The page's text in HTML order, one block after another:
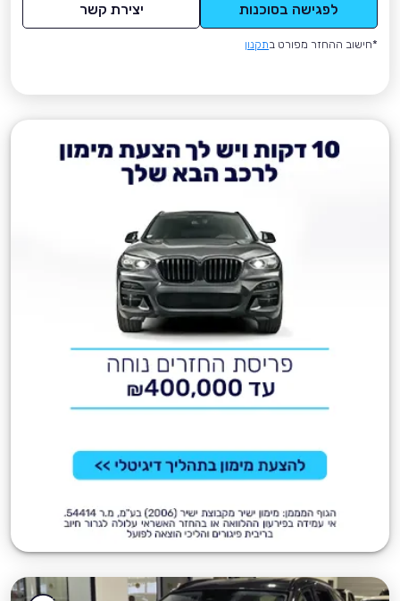
לפגישה בסוכנות יצירת קשר
*חישוב ההחזר מפורט בתקנון